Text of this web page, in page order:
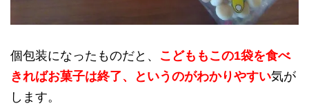
個包装になったものだと、 こどももこの1袋を食べ
きればお菓子は終了、というのがわかりやすい気が
します。